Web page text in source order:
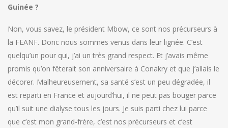
Guinée ?
Non, vous savez, le président Mbow, ce sont nos précurseurs à
la FEANF. Donc nous sommes venus dans leur lignée. C’est
quelqu’un pour qui, j’ai un très grand respect. Et j’avais même
promis qu’on fêterait son anniversaire à Conakry et que j’allais le
décorer. Malheureusement, sa santé s’est un peu dégradée, il
est reparti en France et aujourd’hui, il ne peut pas bouger parce
qu’il suit une dialyse tous les jours. Je suis parti chez lui parce
que c’est mon grand-frère, c’est nos précurseurs et c’est